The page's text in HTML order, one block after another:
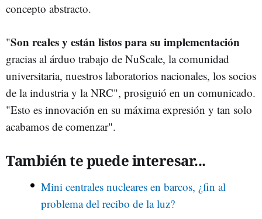
concepto abstracto.
"Son reales y están listos para su implementación
gracias al árduo trabajo de NuScale, la comunidad
universitaria, nuestros laboratorios nacionales, los socios
de la industria y la NRC", prosiguió en un comunicado.
"Esto es innovación en su máxima expresión y tan solo
acabamos de comenzar".
También te puede interesar...
Mini centrales nucleares en barcos, ¿fin al
problema del recibo de la luz?